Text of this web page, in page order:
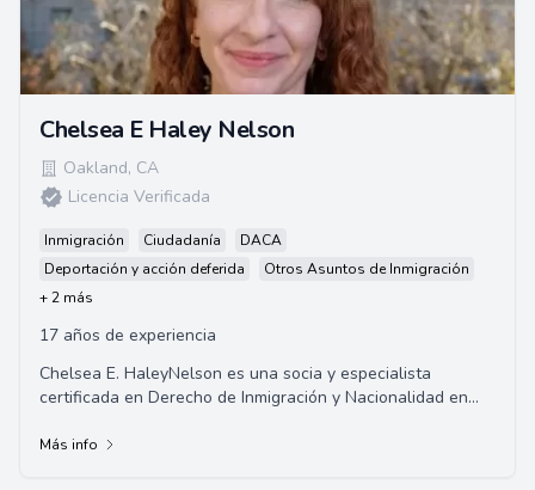
Chelsea E Haley Nelson
Oakland, CA
Licencia Verificada
Inmigración Ciudadanía
DACA
Deportación y acción deferida
Otros Asuntos de Inmigración
+ 2 más
17 años de experiencia
Chelsea E. HaleyNelson es una socia y especialista
certificada en Derecho de Inmigración y Nacionalidad en
Más info